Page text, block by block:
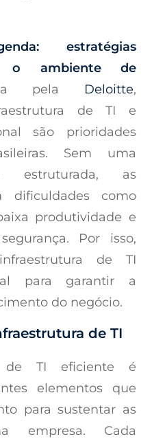
estratégias
o ambiente de
pela Deloitte,
de TI e
são prioridades
Sem uma
estruturada, as
dificuldades como
produtividade e
Por isso,
de TI
para garantir a
do negócio.
de TI
de TI eficiente é
elementos que
para sustentar as
empresa. Cada